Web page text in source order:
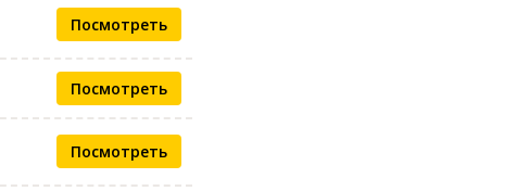
Посмотреть
Посмотреть
Посмотреть